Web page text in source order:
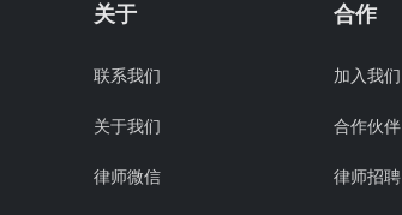
关于
联系我们
关于我们
律师微信
合作
加入我们
合作伙伴
律师招聘